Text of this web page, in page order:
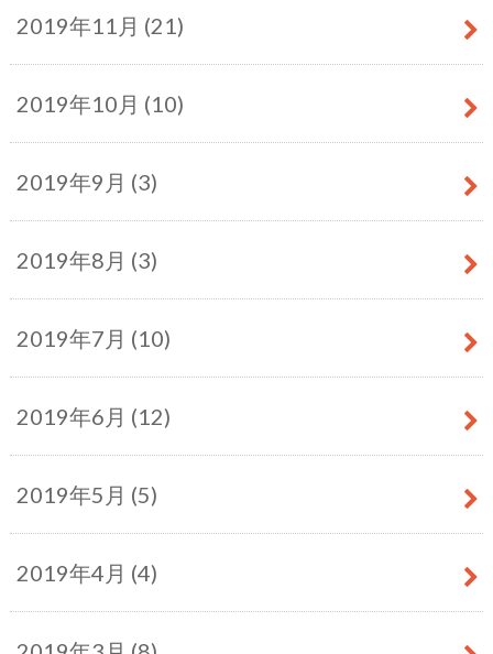
2019年11月 (21)
2019年10月 (10)
2019年9月 (3)
2019年8月 (3)
2019年7月 (10)
2019年6月 (12)
2019年5月 (5)
2019年4月 (4)